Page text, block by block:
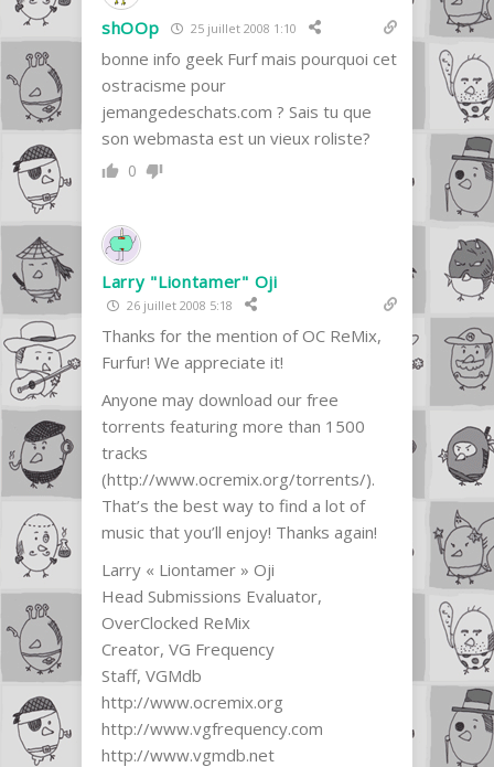
shOOp 25 juillet 2008 1:10
bonne info geek Furf mais pourquoi cet
ostracisme pour
jemangedeschats.com ? Sais tu que
son webmasta est un vieux roliste?
0
Larry "Liontamer" Oji
26 juillet 2008 5:18
Thanks for the mention of OC ReMix,
Furfur! We appreciate it!
Anyone may download our free
torrents featuring more than 1500
tracks
(http://www.ocremix.org/torrents/).
That’s the best way to find a lot of
music that you’ll enjoy! Thanks again!
Larry « Liontamer » Oji
Head Submissions Evaluator,
OverClocked ReMix
Creator, VG Frequency
Staff, VGMdb
http://www.ocremix.org
http://www.vgfrequency.com
http://www.vgmdb.net